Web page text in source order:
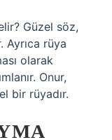
Güzel söz,
Ayrıca rüya
olarak
Onur,
bir rüyadır.